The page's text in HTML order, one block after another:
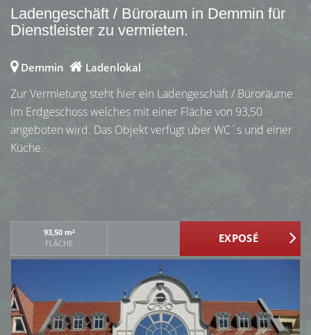
Ladengeschäft / Büroraum in Demmin für
Dienstleister zu vermieten.
Demmin Ladenlokal
Zur Vermietung steht hier ein Ladengeschäft / Büroräume
im Erdgeschoss welches mit einer Fläche von 93,50
angeboten wird. Das Objekt verfügt über WC´s und einer
Küche.
93,50 m²
FLÄCHE